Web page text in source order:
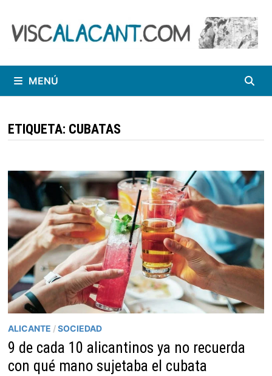
contenido
MENÚ
ETIQUETA: CUBATAS
ALICANTE /SOCIEDAD
9 de cada 10 alicantinos ya no recuerda
con qué mano sujetaba el cubata